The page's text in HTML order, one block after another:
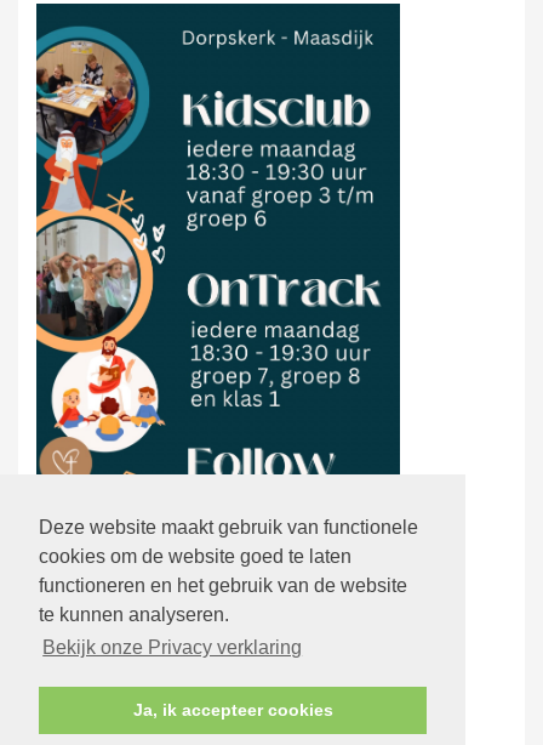
Deze website maakt gebruik van functionele
cookies om de website goed te laten
functioneren en het gebruik van de website
te kunnen analyseren.
Bekijk onze Privacy verklaring
Ja, ik accepteer cookies